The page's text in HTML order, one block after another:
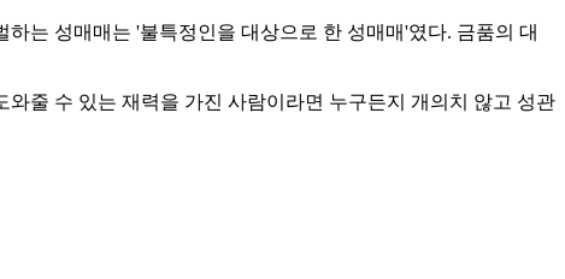
는 성매매는 '불특정인을 대상으로 한 성매매'였다. 금품의 대
줄 수 있는 재력을 가진 사람이라면 누구든지 개의치 않고 성관